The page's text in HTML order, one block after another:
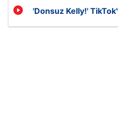
'Donsuz Kelly!'